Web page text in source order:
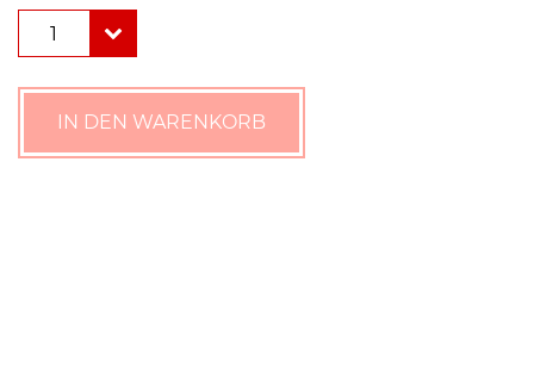
Heizkreisverteiler
DN
1
IN DEN WARENKORB